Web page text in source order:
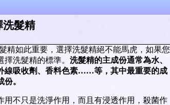
洗髮精
精如此重要，選擇洗髮精絕不能馬虎，如果您
洗髮精的標準。 洗髮精的主成份通常為水、
線吸收劑、香料色素……等，其中最重要的成
。
不只是洗淨作用，而且有浸透作用，殺菌作